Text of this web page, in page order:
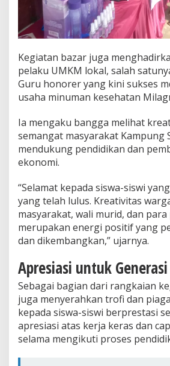
Kegiatan bazar juga
pelaku UMKM lokal, salah
Guru honorer yang kini sukses
usaha minuman kesehatan
Ia mengaku bangga melihat
semangat masyarakat Kampung
mendukung pendidikan dan
ekonomi.
“Selamat kepada siswa-siswi
yang telah lulus. Kreativitas
masyarakat, wali murid, dan
merupakan energi positif yang
dan dikembangkan,” ujarnya.
Apresiasi untuk
Sebagai bagian dari rangkaian
juga menyerahkan trofi dan
kepada siswa-siswi berprestasi
apresiasi atas kerja keras dan
selama mengikuti proses